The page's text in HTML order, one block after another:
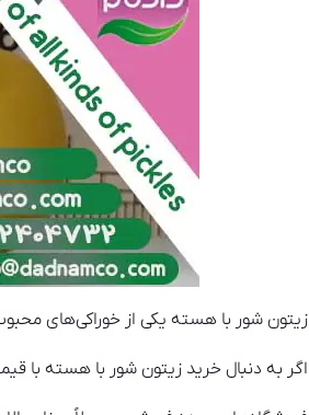
زیتون شور با هسته یکی از خوراکی‌های
اگر به دنبال خرید زیتون شور با هسته با